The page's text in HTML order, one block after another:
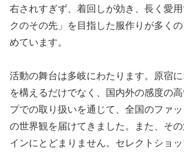
右されすぎず、着回しが効き、長く愛
クのその先」を目指した服作りが多く
めています。
活動の舞台は多岐にわたります。原宿
を構えるだけでなく、国内外の感度の
プでの取り扱いを通じて、全国のファ
の世界観を届けてきました。また、そ
インにとどまりません。セレクトショ